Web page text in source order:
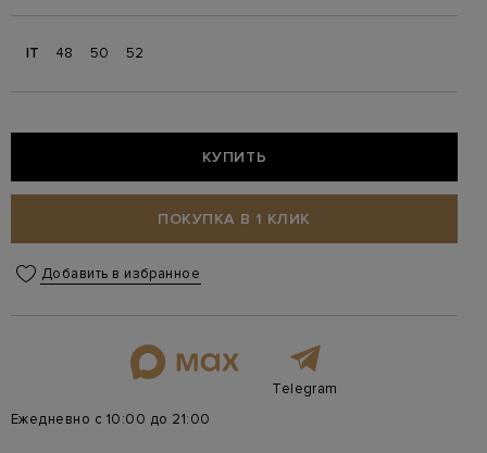
IT 48 50 52
КУПИТЬ
ПОКУПКА В 1 КЛИК
Добавить в избранное
Telegram
Ежедневно с 10:00 до 21:00